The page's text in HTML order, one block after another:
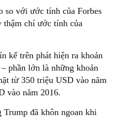
so với ước tính của Forbes
thậm chí ước tính của
kể trên phát hiện ra khoản
phần lớn là những khoản
từ 350 triệu USD vào năm
vào năm 2016.
Trump đã khôn ngoan khi